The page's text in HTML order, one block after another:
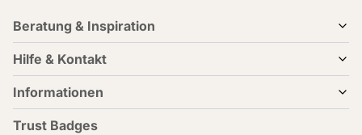
Beratung & Inspiration
Hilfe & Kontakt
Informationen
Trust Badges